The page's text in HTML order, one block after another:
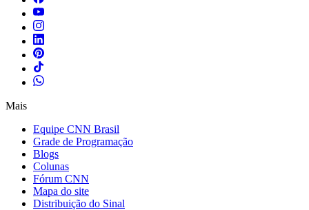
Mais
Equipe CNN Brasil
Grade de Programação
Blogs
Colunas
Fórum CNN
Mapa do site
Distribuição do Sinal